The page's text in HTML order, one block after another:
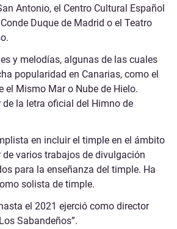
Antonio, el Centro Cultural Español
Duque de Madrid o el Teatro
y melodías, algunas de las cuales
popularidad en Canarias, como el
el Mismo Mar o Nube de Hielo.
la letra oficial del Himno de
en incluir el timple en el ámbito
varios trabajos de divulgación
para la enseñanza del timple. Ha
solista de timple.
el 2021 ejerció como director
Sabandeños”.